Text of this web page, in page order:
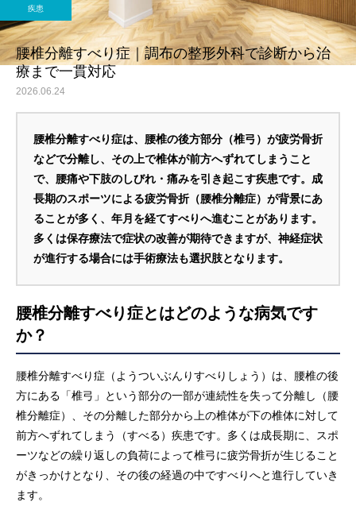
疾患
腰椎分離すべり症｜調布の整形外科で診断から治
療まで一貫対応
2026.06.24
腰椎分離すべり症は、腰椎の後方部分（椎弓）が疲労骨折
などで分離し、その上で椎体が前方へずれてしまうこと
で、腰痛や下肢のしびれ・痛みを引き起こす疾患です。成
長期のスポーツによる疲労骨折（腰椎分離症）が背景にあ
ることが多く、年月を経てすべりへ進むことがあります。
多くは保存療法で症状の改善が期待できますが、神経症状
が進行する場合には手術療法も選択肢となります。
腰椎分離すべり症とはどのような病気です
か？
腰椎分離すべり症（ようついぶんりすべりしょう）は、腰椎の後
方にある「椎弓」という部分の一部が連続性を失って分離し（腰
椎分離症）、その分離した部分から上の椎体が下の椎体に対して
前方へずれてしまう（すべる）疾患です。多くは成長期に、スポ
ーツなどの繰り返しの負荷によって椎弓に疲労骨折が生じること
がきっかけとなり、その後の経過の中ですべりへと進行していき
ます。